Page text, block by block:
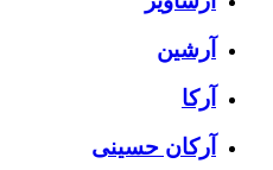
آرشین
آرکا
آرکان حسینی